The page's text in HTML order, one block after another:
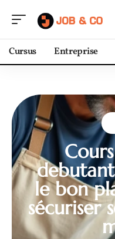
Cursus Entreprise
le bon
sécuriser